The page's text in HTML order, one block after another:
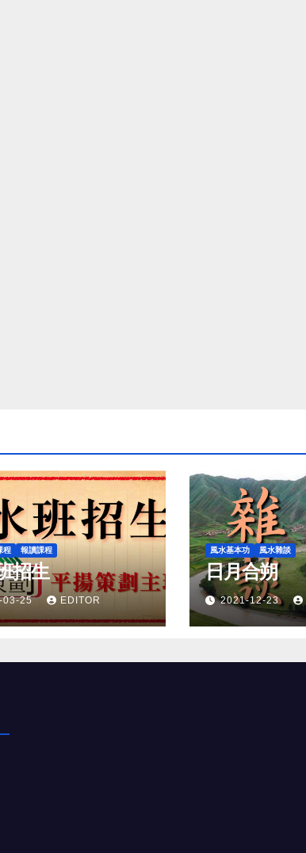
程 報讀課程
招生
03-25 EDITOR
風水基本功 風水雜談
日月合朔
2021-12-23